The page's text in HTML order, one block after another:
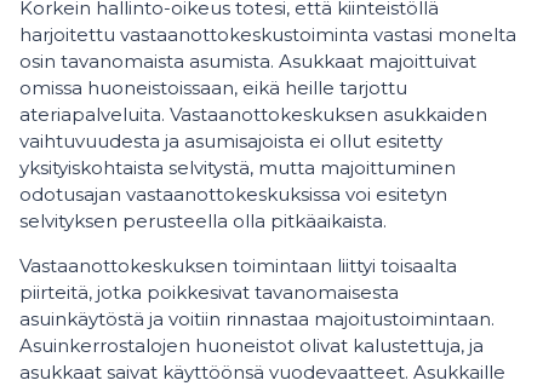
Korkein hallinto-oikeus totesi, että kiinteistöllä
harjoitettu vastaanottokeskustoiminta vastasi monelta
osin tavanomaista asumista. Asukkaat majoittuivat
omissa huoneistoissaan, eikä heille tarjottu
ateriapalveluita. Vastaanottokeskuksen asukkaiden
vaihtuvuudesta ja asumisajoista ei ollut esitetty
yksityiskohtaista selvitystä, mutta majoittuminen
odotusajan vastaanottokeskuksissa voi esitetyn
selvityksen perusteella olla pitkäaikaista.
Vastaanottokeskuksen toimintaan liittyi toisaalta
piirteitä, jotka poikkesivat tavanomaisesta
asuinkäytöstä ja voitiin rinnastaa majoitustoimintaan.
Asuinkerrostalojen huoneistot olivat kalustettuja, ja
asukkaat saivat käyttöönsä vuodevaatteet. Asukkaille